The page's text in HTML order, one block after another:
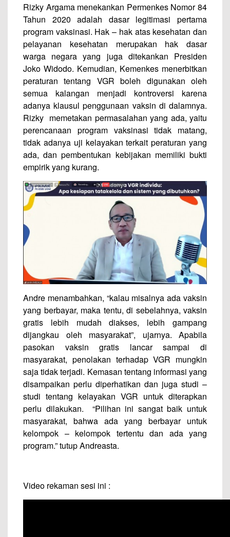
Rizky Argama menekankan Permenkes Nomor 84
Tahun 2020 adalah dasar legitimasi pertama
program vaksinasi. Hak – hak atas kesehatan dan
pelayanan kesehatan merupakan hak dasar
warga negara yang juga ditekankan Presiden
Joko Widodo. Kemudian, Kemenkes menerbitkan
peraturan tentang VGR boleh digunakan oleh
semua kalangan menjadi kontroversi karena
adanya klausul penggunaan vaksin di dalamnya.
Rizky memetakan permasalahan yang ada, yaitu
perencanaan program vaksinasi tidak matang,
tidak adanya uji kelayakan terkait peraturan yang
ada, dan pembentukan kebijakan memiliki bukti
empirik yang kurang.
Andre menambahkan, “kalau misalnya ada vaksin
yang berbayar, maka tentu, di sebelahnya, vaksin
gratis lebih mudah diakses, lebih gampang
dijangkau oleh masyarakat”, ujarnya. Apabila
pasokan vaksin gratis lancar sampai di
masyarakat, penolakan terhadap VGR mungkin
saja tidak terjadi. Kemasan tentang informasi yang
disampaikan perlu diperhatikan dan juga studi –
studi tentang kelayakan VGR untuk diterapkan
perlu dilakukan. “Pilihan ini sangat baik untuk
masyarakat, bahwa ada yang berbayar untuk
kelompok – kelompok tertentu dan ada yang
program.” tutup Andreasta.
Video rekaman sesi ini :